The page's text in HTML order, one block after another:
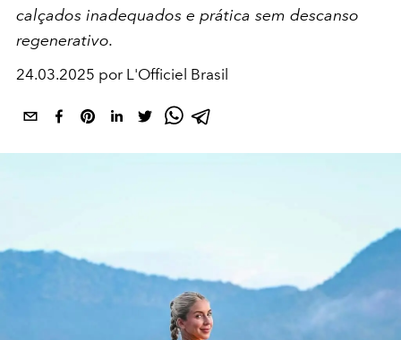
calçados inadequados e prática sem descanso
regenerativo.
24.03.2025 por L'Officiel Brasil